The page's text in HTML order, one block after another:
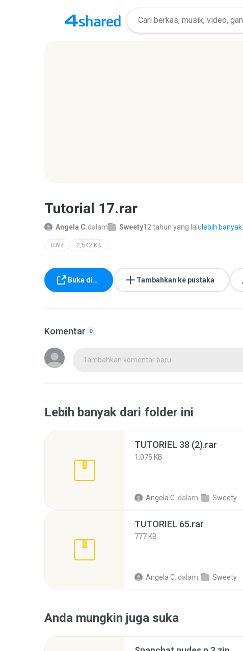
Tutorial 17.rar
Angela C.dalam Sweety12 tahun yang lalu lebih banyak...
RAR 2,542 KB
Buka di… Tambahkan ke pustaka
Komentar 0
Tambahkan komentar baru
Lebih banyak dari folder ini
TUTORIEL 38 (2).rar
1,075 KB
Angela C. dalam Sweety
TUTORIEL 65.rar
777 KB
Angela C. dalam Sweety
Anda mungkin juga suka